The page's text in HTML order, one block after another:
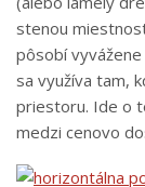
stenou
pôsobí
sa využíva tam,
priestoru. Ide o
medzi cenovo